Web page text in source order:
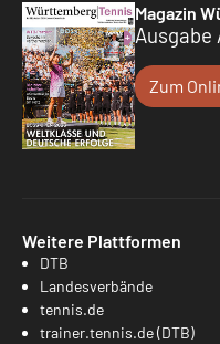
Magazin
Ausgabe
Zum
Weitere Plattformen
DTB
Landesverbände
tennis.de
trainer.tennis.de (DTB)